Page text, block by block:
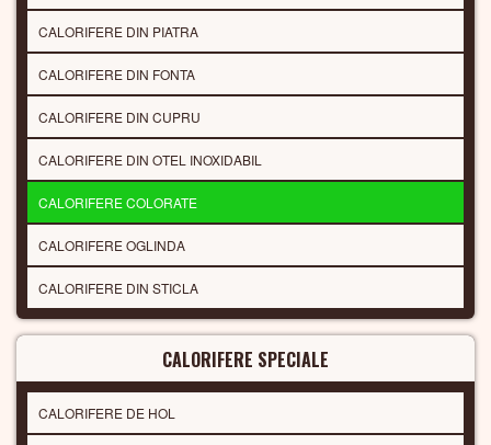
CALORIFERE DIN PIATRA
CALORIFERE DIN FONTA
CALORIFERE DIN CUPRU
CALORIFERE DIN OTEL INOXIDABIL
CALORIFERE COLORATE
CALORIFERE OGLINDA
CALORIFERE DIN STICLA
CALORIFERE SPECIALE
CALORIFERE DE HOL